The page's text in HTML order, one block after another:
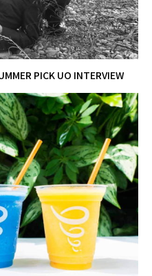
PICK UO INTERVIEW